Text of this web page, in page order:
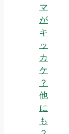
マ
が
キ
ッ
カ
ケ
？
他
に
も